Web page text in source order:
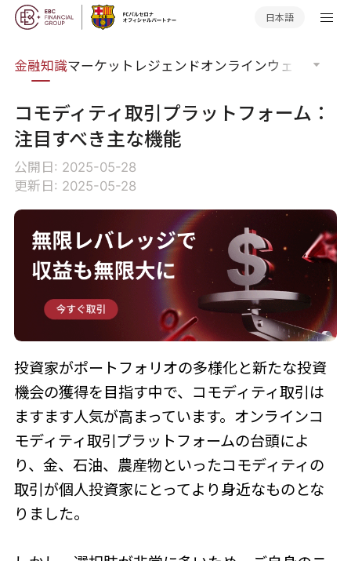
日本語
金融知識マーケットレジェンドオンラインウェビナー
コモディティ取引プラットフォーム：
注目すべき主な機能
公開日: 2025-05-28
更新日: 2025-05-28
投資家がポートフォリオの多様化と新たな投資
機会の獲得を目指す中で、コモディティ取引は
ますます人気が高まっています。オンラインコ
モディティ取引プラットフォームの台頭によ
り、金、石油、農産物といったコモディティの
取引が個人投資家にとってより身近なものとな
りました。